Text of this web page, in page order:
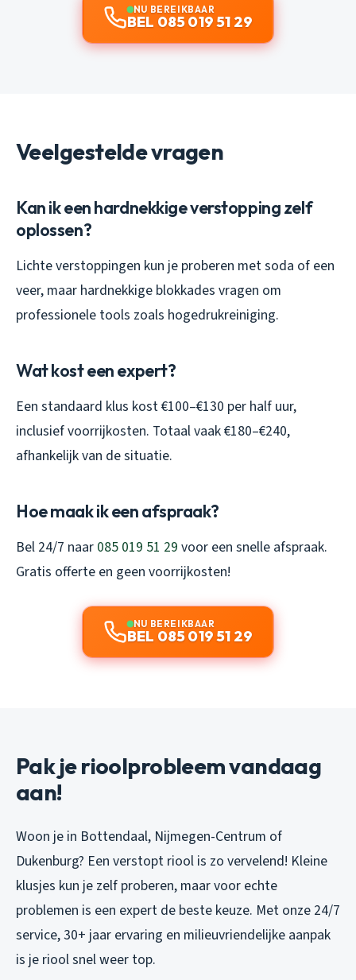
NU BEREIKBAAR
BEL 085 019 51 29
Veelgestelde vragen
Kan ik een hardnekkige verstopping zelf
oplossen?
Lichte verstoppingen kun je proberen met soda of een
veer, maar hardnekkige blokkades vragen om
professionele tools zoals hogedrukreiniging.
Wat kost een expert?
Een standaard klus kost €100–€130 per half uur,
inclusief voorrijkosten. Totaal vaak €180–€240,
afhankelijk van de situatie.
Hoe maak ik een afspraak?
Bel 24/7 naar 085 019 51 29 voor een snelle afspraak.
Gratis offerte en geen voorrijkosten!
NU BEREIKBAAR
BEL 085 019 51 29
Pak je rioolprobleem vandaag
aan!
Woon je in Bottendaal, Nijmegen-Centrum of
Dukenburg? Een verstopt riool is zo vervelend! Kleine
klusjes kun je zelf proberen, maar voor echte
problemen is een expert de beste keuze. Met onze 24/7
service, 30+ jaar ervaring en milieuvriendelijke aanpak
is je riool snel weer top.